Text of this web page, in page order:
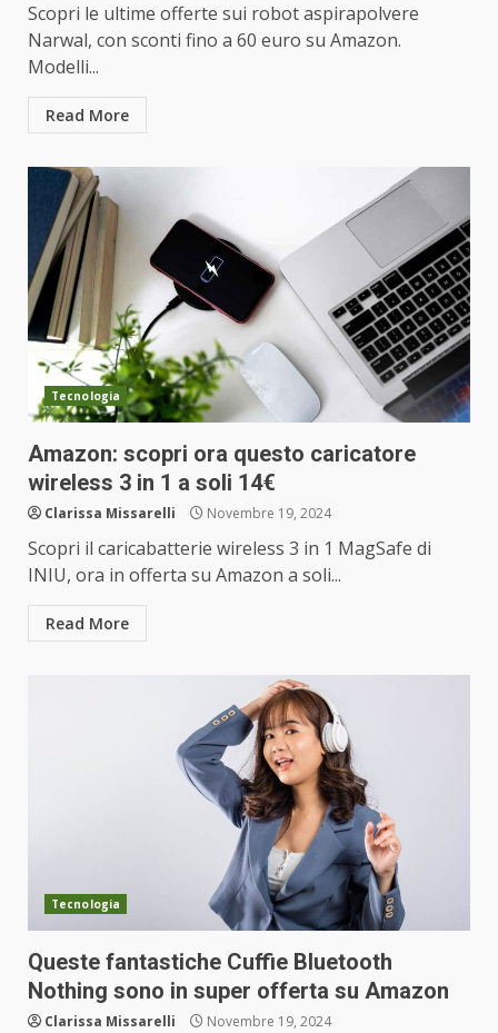
Scopri le ultime offerte sui robot aspirapolvere
Narwal, con sconti fino a 60 euro su Amazon.
Modelli...
Read More
Tecnologia
Amazon: scopri ora questo caricatore
wireless 3 in 1 a soli 14€
Clarissa Missarelli Novembre 19, 2024
Scopri il caricabatterie wireless 3 in 1 MagSafe di
INIU, ora in offerta su Amazon a soli...
Read More
Tecnologia
Queste fantastiche Cuffie Bluetooth
Nothing sono in super offerta su Amazon
Clarissa Missarelli Novembre 19, 2024